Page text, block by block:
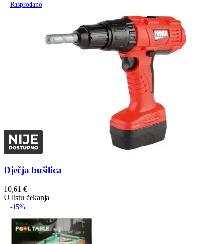
Rasprodano
Dječja bušilica
10,61 €
U listu čekanja
-15%